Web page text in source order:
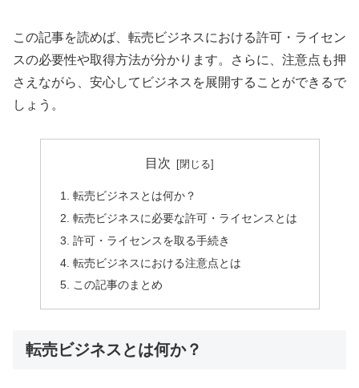
この記事を読めば、転売ビジネスにおける許可・ライセン
スの必要性や取得方法が分かります。さらに、注意点も押
さえながら、安心してビジネスを展開することができるで
しょう。
目次
転売ビジネスとは何か？
転売ビジネスに必要な許可・ライセンスとは
許可・ライセンスを取る手続き
転売ビジネスにおける注意点とは
この記事のまとめ
転売ビジネスとは何か？